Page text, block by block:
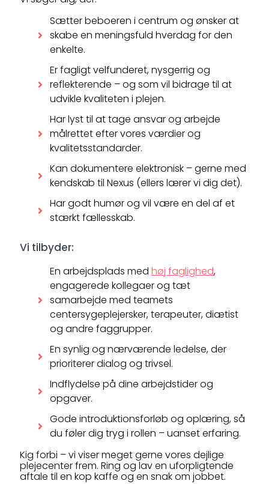
Sætter beboeren i centrum og ønsker at
skabe en meningsfuld hverdag for den
enkelte.
Er fagligt velfunderet, nysgerrig og
reflekterende – og som vil bidrage til at
udvikle kvaliteten i plejen.
Har lyst til at tage ansvar og arbejde
målrettet efter vores værdier og
kvalitetsstandarder.
Kan dokumentere elektronisk – gerne med
kendskab til Nexus (ellers lærer vi dig det).
Har godt humør og vil være en del af et
stærkt fællesskab.
Vi tilbyder:
En arbejdsplads med høj faglighed,
engagerede kollegaer og tæt
samarbejde med teamets
centersygeplejersker, terapeuter, diætist
og andre faggrupper.
En synlig og nærværende ledelse, der
prioriterer dialog og trivsel.
Indflydelse på dine arbejdstider og
opgaver.
Gode introduktionsforløb og oplæring, så
du føler dig tryg i rollen – uanset erfaring.
Kig forbi – vi viser meget gerne vores dejlige
plejecenter frem. Ring og lav en uforpligtende
aftale til en kop kaffe og en snak om jobbet.